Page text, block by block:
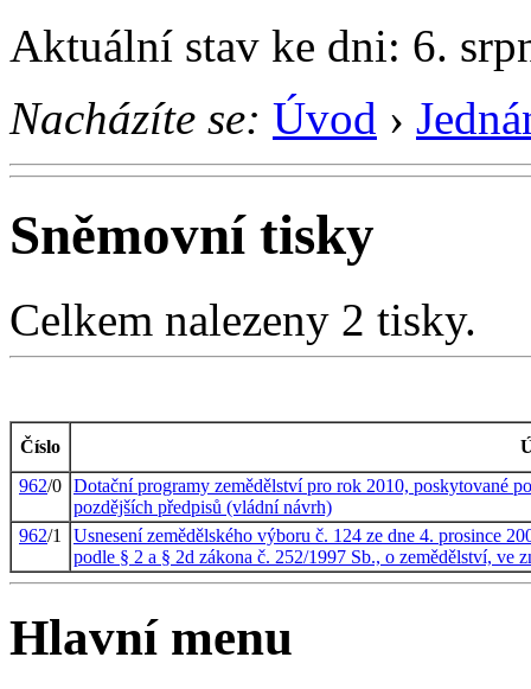
Aktuální stav ke dni: 6.
Nacházíte se: Úvod ›
Sněmovní tisky
Celkem nalezeny 2 tisky.
Číslo
962/0 Dotační programy zemědělství pro rok 2010, poskytované
pozdějších předpisů (vládní návrh)
962/1
Usnesení zemědělského výboru č. 124 ze dne 4. prosince
podle § 2 a § 2d zákona č. 252/1997 Sb., o zemědělství, ve
Hlavní menu